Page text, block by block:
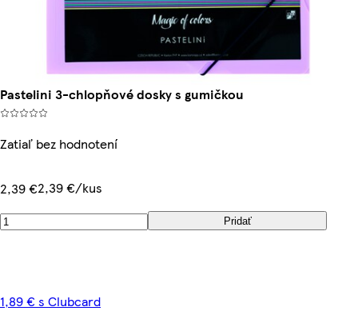
Pastelini 3-chlopňové dosky s gumičkou
Zatiaľ bez hodnotení
2,39 €2,39 €/kus
Pridať
1,89 € s Clubcard